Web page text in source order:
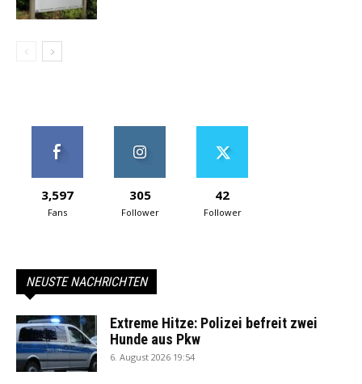
3,597
Fans
305
Follower
42
Follower
NEUSTE NACHRICHTEN
Extreme Hitze: Polizei befreit zwei
Hunde aus Pkw
6. August 2026 19:54